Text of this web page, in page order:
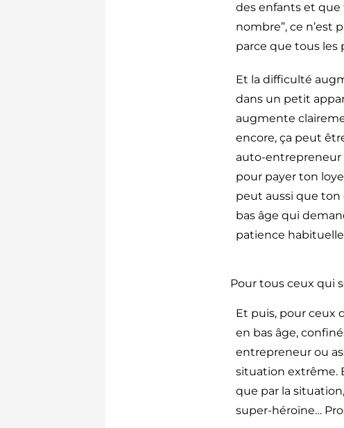
des enfants et que
nombre”, ce n’est
parce que tous les
Et la difficulté
dans un petit
augmente
encore, ça peut
auto-entrepreneur
pour payer ton
peut aussi que ton
bas âge qui
patience
Pour tous ceux qui
Et puis, pour ceux
en bas âge,
entrepreneur ou
situation extrême.
que par la
super-héroïne…